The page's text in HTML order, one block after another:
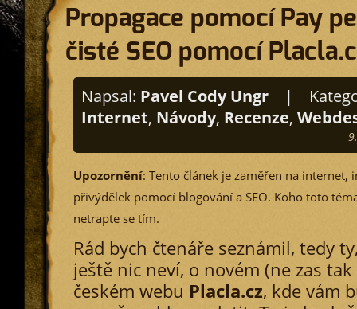
Propagace pomocí Pay
čisté SEO pomocí
Napsal: Pavel Cody Ungr |
Internet, Návody, Recenze,
Upozornění: Tento článek je zaměřen na internet,
přivýdělek pomocí blogování a SEO. Koho toto
netrapte se tím.
Rád bych čtenáře seznámil, tedy
ještě nic neví, o novém (ne zas
českém webu Placla.cz, kde vám